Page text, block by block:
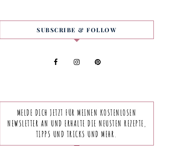
SUBSCRIBE & FOLLOW
MELDE DICH JETZT FÜR MEINEN KOSTENLOSEN
NEWSLETTER AN UND ERHALTE DIE NEUSTEN REZEPTE,
TIPPS UND TRICKS UND MEHR.